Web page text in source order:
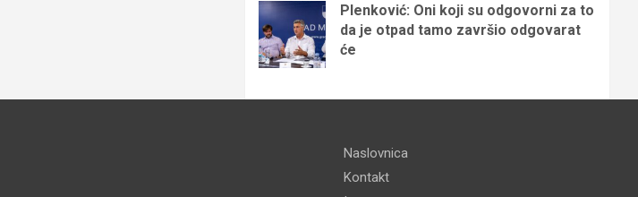
Plenković: Oni koji su odgovorni za to
da je otpad tamo završio odgovarat
će
Naslovnica
Kontakt